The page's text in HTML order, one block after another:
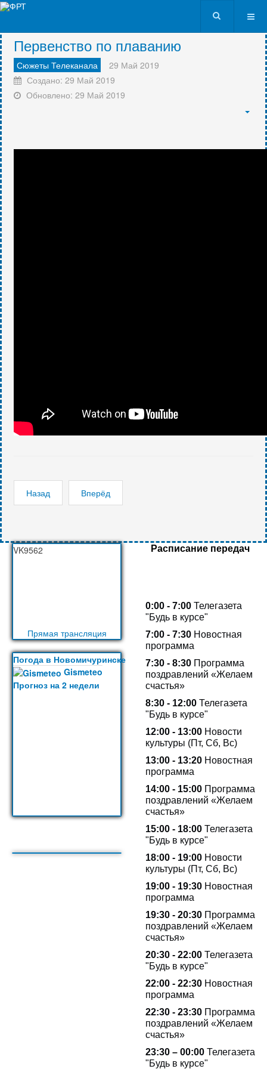
VK9562
Первенство по плаванию
Сюжеты Телеканала
29 Май 2019
Создано: 29 Май 2019
Обновлено: 29 Май 2019
Назад Вперёд
VK9562
Прямая трансляция
Погода в Новомичуринске
Gismeteo
Прогноз на 2 недели
Расписание передач
0:00 - 7:00 Телегазета
"Будь в курсе"
7:00 - 7:30 Новостная
программа
7:30 - 8:30 Программа
поздравлений «Желаем
счастья»
8:30 - 12:00 Телегазета
"Будь в курсе"
12:00 - 13:00 Новости
культуры (Пт, Сб, Вс)
13:00 - 13:20 Новостная
программа
14:00 - 15:00 Программа
поздравлений «Желаем
счастья»
15:00 - 18:00 Телегазета
"Будь в курсе"
18:00 - 19:00 Новости
культуры (Пт, Сб, Вс)
19:00 - 19:30 Новостная
программа
19:30 - 20:30 Программа
поздравлений «Желаем
счастья»
20:30 - 22:00 Телегазета
"Будь в курсе"
22:00 - 22:30 Новостная
программа
22:30 - 23:30 Программа
поздравлений «Желаем
счастья»
23:30 – 00:00 Телегазета
"Будь в курсе"